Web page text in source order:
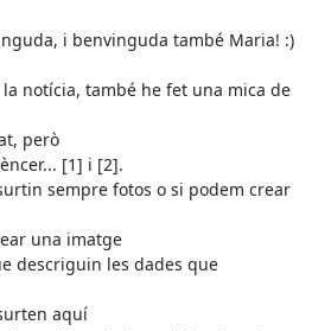
i benvinguda també Maria! :)
notícia, també he fet una mica de
però
[1] i [2].
sempre fotos o si podem crear
una imatge
descriguin les dades que
aquí